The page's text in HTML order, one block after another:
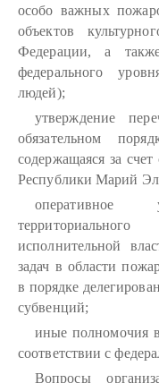
особо важных
объектов
Федерации, а
федерального
людей);
утверждение
обязательном
содержащаяся за
Республики Марий
оперативное
исполнительной
задач в области
в порядке
субвенций;
иные полномочия
соответствии с
Вопросы